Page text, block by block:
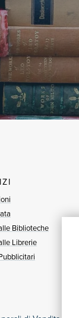
Biblioteche
Librerie